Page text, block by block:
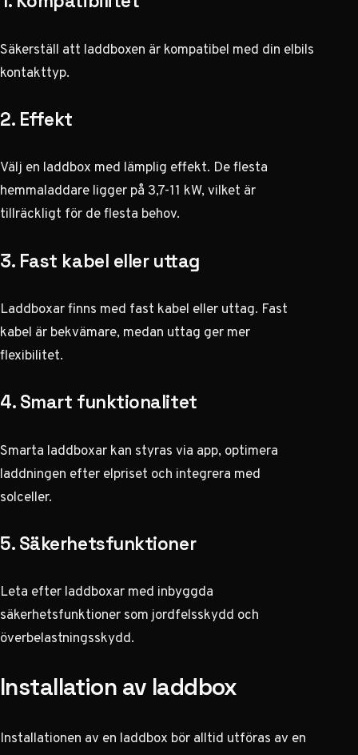
Säkerställ att laddboxen är kompatibel med din elbils
kontakttyp.
2. Effekt
Välj en laddbox med lämplig effekt. De flesta
hemmaladdare ligger på 3,7-11 kW, vilket är
tillräckligt för de flesta behov.
3. Fast kabel eller uttag
Laddboxar finns med fast kabel eller uttag. Fast
kabel är bekvämare, medan uttag ger mer
flexibilitet.
4. Smart funktionalitet
Smarta laddboxar kan styras via app, optimera
laddningen efter elpriset och integrera med
solceller.
5. Säkerhetsfunktioner
Leta efter laddboxar med inbyggda
säkerhetsfunktioner som jordfelsskydd och
överbelastningsskydd.
Installation av laddbox
Installationen av en laddbox bör alltid utföras av en